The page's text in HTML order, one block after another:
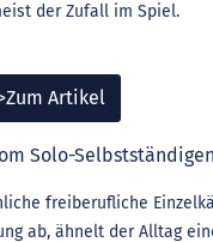
der Zufall im Spiel.
Artikel
Solo-
freiberufliche
ab, ähnelt der Alltag